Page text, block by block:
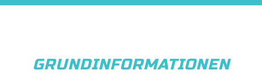
GRUNDINFORMATIONEN